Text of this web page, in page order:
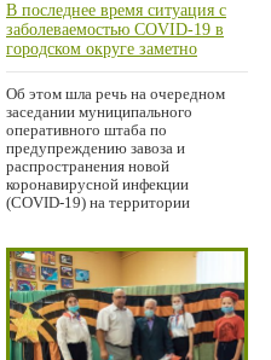
слух/
Проишествие/
Город/COVID-
19
В последнее время ситуация с
заболеваемостью COVID-19 в
городском округе заметно
стабилизировалась, но
расслабляться пока рано.
Об этом шла речь на очередном
заседании муниципального
оперативного штаба по
предупреждению завоза и
распространения новой
коронавирусной инфекции
(COVID-19) на территории